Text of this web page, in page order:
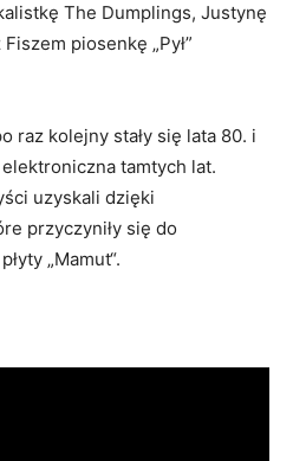
The Dumplings, Justynę
piosenkę „Pył”
raz kolejny stały się lata 80. i
tamtych lat.
uzyskali dzięki
przyczyniły się do
„Mamut“.